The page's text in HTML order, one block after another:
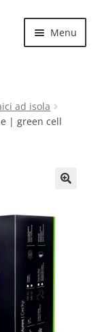
Menu
ad isola
| green cell